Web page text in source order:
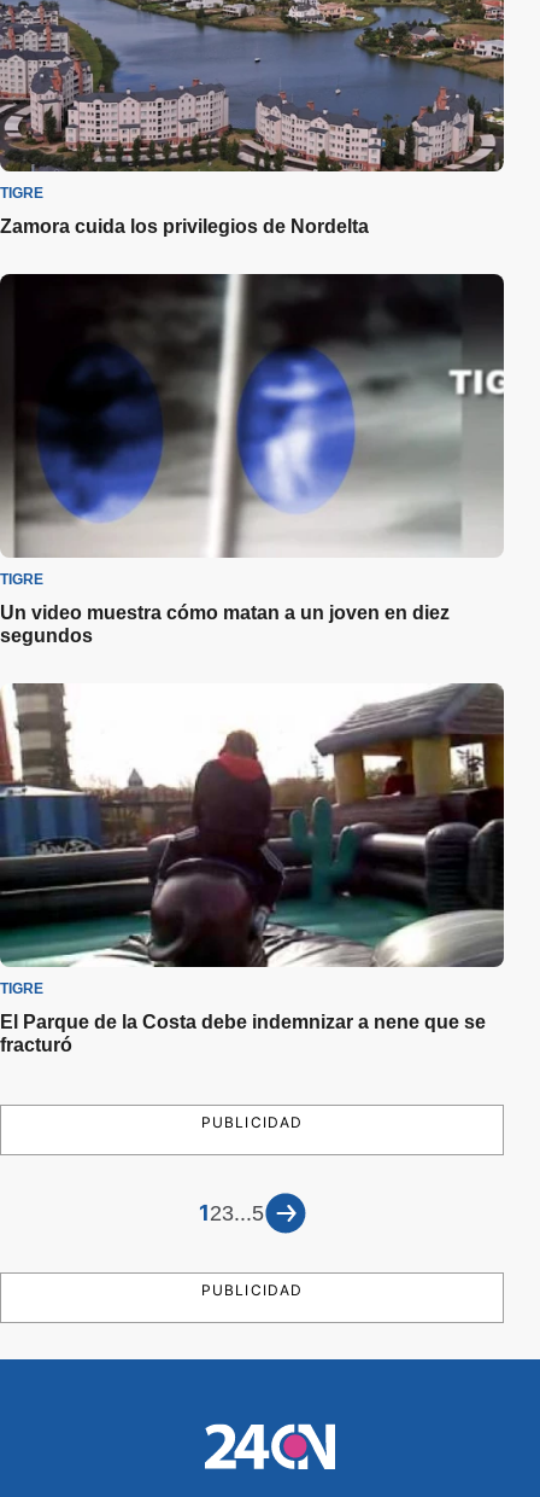
TIGRE
Zamora cuida los privilegios de Nordelta
TIGRE
Un video muestra cómo matan a un joven en diez
segundos
TIGRE
El Parque de la Costa debe indemnizar a nene que se
fracturó
PUBLICIDAD
123...5
PUBLICIDAD